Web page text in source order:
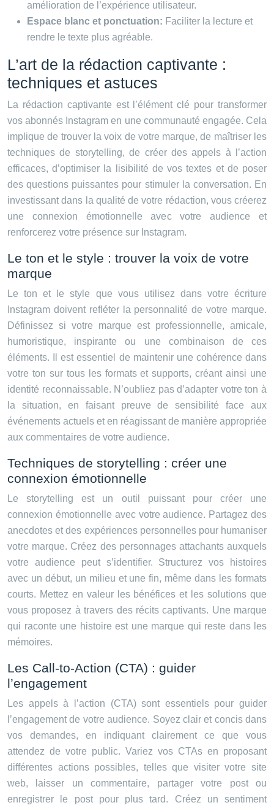
amélioration de l’expérience utilisateur.
Espace blanc et ponctuation: Faciliter la lecture et
rendre le texte plus agréable.
L’art de la rédaction captivante :
techniques et astuces
La rédaction captivante est l’élément clé pour transformer
vos abonnés Instagram en une communauté engagée. Cela
implique de trouver la voix de votre marque, de maîtriser les
techniques de storytelling, de créer des appels à l’action
efficaces, d’optimiser la lisibilité de vos textes et de poser
des questions puissantes pour stimuler la conversation. En
investissant dans la qualité de votre rédaction, vous créerez
une connexion émotionnelle avec votre audience et
renforcerez votre présence sur Instagram.
Le ton et le style : trouver la voix de votre
marque
Le ton et le style que vous utilisez dans votre écriture
Instagram doivent refléter la personnalité de votre marque.
Définissez si votre marque est professionnelle, amicale,
humoristique, inspirante ou une combinaison de ces
éléments. Il est essentiel de maintenir une cohérence dans
votre ton sur tous les formats et supports, créant ainsi une
identité reconnaissable. N’oubliez pas d’adapter votre ton à
la situation, en faisant preuve de sensibilité face aux
événements actuels et en réagissant de manière appropriée
aux commentaires de votre audience.
Techniques de storytelling : créer une
connexion émotionnelle
Le storytelling est un outil puissant pour créer une
connexion émotionnelle avec votre audience. Partagez des
anecdotes et des expériences personnelles pour humaniser
votre marque. Créez des personnages attachants auxquels
votre audience peut s’identifier. Structurez vos histoires
avec un début, un milieu et une fin, même dans les formats
courts. Mettez en valeur les bénéfices et les solutions que
vous proposez à travers des récits captivants. Une marque
qui raconte une histoire est une marque qui reste dans les
mémoires.
Les Call-to-Action (CTA) : guider
l’engagement
Les appels à l’action (CTA) sont essentiels pour guider
l’engagement de votre audience. Soyez clair et concis dans
vos demandes, en indiquant clairement ce que vous
attendez de votre public. Variez vos CTAs en proposant
différentes actions possibles, telles que visiter votre site
web, laisser un commentaire, partager votre post ou
enregistrer le post pour plus tard. Créez un sentiment